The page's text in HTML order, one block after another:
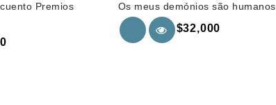
Premios
out
of
5
Os meus demónios são humanos
$32,000